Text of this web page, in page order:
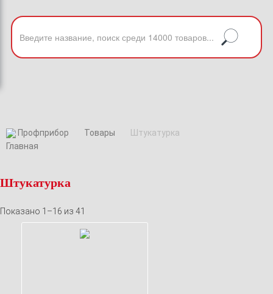
Профприбор Товары Штукатурка
Штукатурка
Показано 1–16 из 41